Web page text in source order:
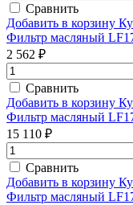
Сравнить
Добавить в корзину
Фильтр масляный
2 562 ₽
Сравнить
Добавить в корзину
Фильтр масляный
15 110 ₽
Сравнить
Добавить в корзину
Фильтр масляный